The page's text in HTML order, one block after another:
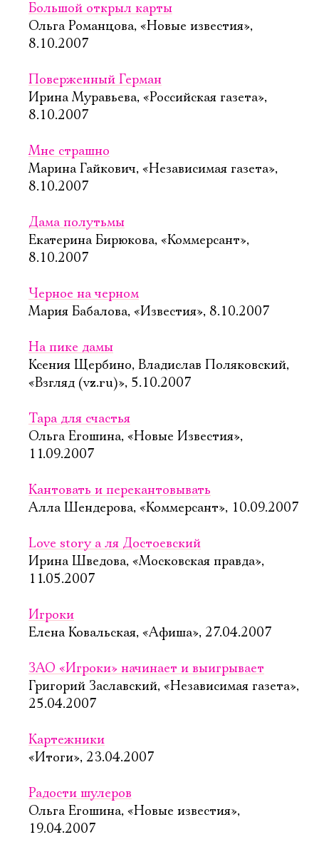
Большой открыл карты
Ольга Романцова, «Новые известия»,
8.10.2007
Поверженный Герман
Ирина Муравьева, «Российская газета»,
8.10.2007
Мне страшно
Марина Гайкович, «Независимая газета»,
8.10.2007
Дама полутьмы
Екатерина Бирюкова, «Коммерсант»,
8.10.2007
Черное на черном
Мария Бабалова, «Известия», 8.10.2007
На пике дамы
Ксения Щербино, Владислав Поляковский,
«Взгляд (vz.ru)», 5.10.2007
Тара для счастья
Ольга Егошина, «Новые Известия»,
11.09.2007
Кантовать и перекантовывать
Алла Шендерова, «Коммерсант», 10.09.2007
Love story а ля Достоевский
Ирина Шведова, «Московская правда»,
11.05.2007
Игроки
Елена Ковальская, «Афиша», 27.04.2007
ЗАО «Игроки» начинает и выигрывает
Григорий Заславский, «Независимая газета»,
25.04.2007
Картежники
«Итоги», 23.04.2007
Радости шулеров
Ольга Егошина, «Новые известия»,
19.04.2007